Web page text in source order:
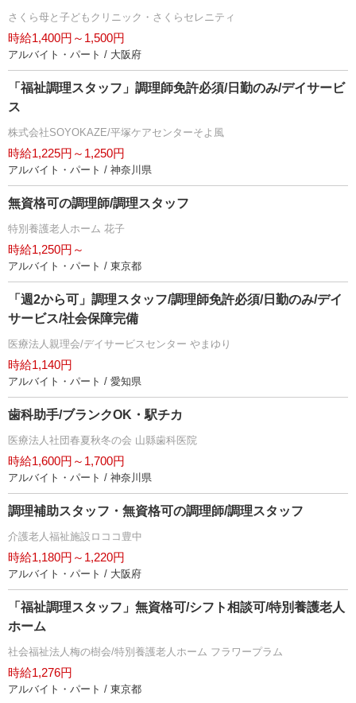
さくら母と子どもクリニック・さくらセレニティ
時給1,400円～1,500円
アルバイト・パート / 大阪府
「福祉調理スタッフ」調理師免許必須/日勤のみ/デイサービ
ス
株式会社SOYOKAZE/平塚ケアセンターそよ風
時給1,225円～1,250円
アルバイト・パート / 神奈川県
無資格可の調理師/調理スタッフ
特別養護老人ホーム 花子
時給1,250円～
アルバイト・パート / 東京都
「週2から可」調理スタッフ/調理師免許必須/日勤のみ/デイ
サービス/社会保障完備
医療法人親理会/デイサービスセンター やまゆり
時給1,140円
アルバイト・パート / 愛知県
歯科助手/ブランクOK・駅チカ
医療法人社団春夏秋冬の会 山縣歯科医院
時給1,600円～1,700円
アルバイト・パート / 神奈川県
調理補助スタッフ・無資格可の調理師/調理スタッフ
介護老人福祉施設ロココ豊中
時給1,180円～1,220円
アルバイト・パート / 大阪府
「福祉調理スタッフ」無資格可/シフト相談可/特別養護老人
ホーム
社会福祉法人梅の樹会/特別養護老人ホーム フラワープラム
時給1,276円
アルバイト・パート / 東京都